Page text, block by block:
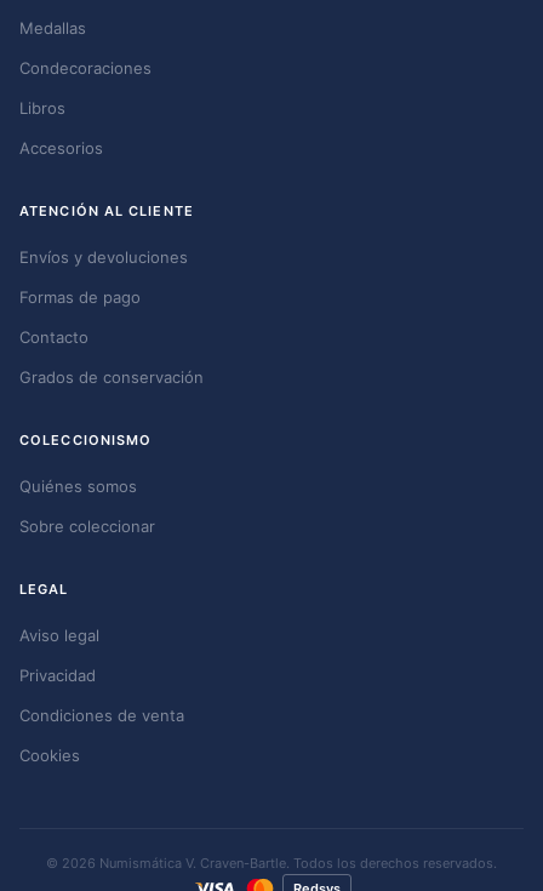
Medallas
Condecoraciones
Libros
Accesorios
ATENCIÓN AL CLIENTE
Envíos y devoluciones
Formas de pago
Contacto
Grados de conservación
COLECCIONISMO
Quiénes somos
Sobre coleccionar
LEGAL
Aviso legal
Privacidad
Condiciones de venta
Cookies
© 2026 Numismática V. Craven-Bartle. Todos los derechos reservados.